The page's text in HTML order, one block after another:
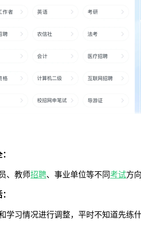
、教师招聘、事业单位等不同考试方
学习情况进行调整，平时不知道先练